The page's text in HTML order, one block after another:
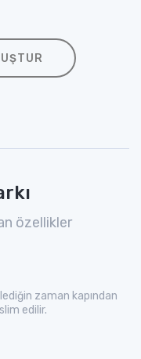
özellikler
zaman kapından
edilir.